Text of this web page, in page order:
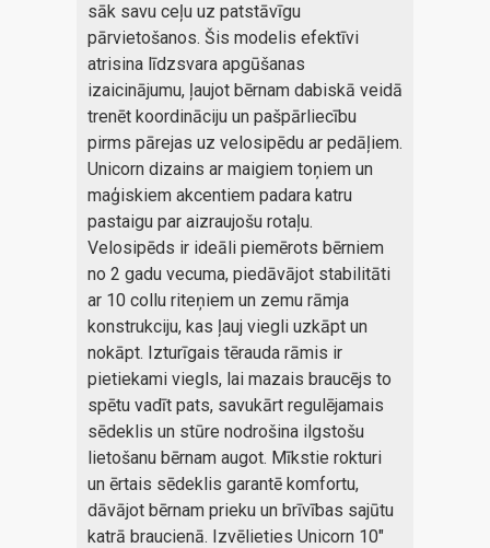
sāk savu ceļu uz patstāvīgu
pārvietošanos. Šis modelis efektīvi
atrisina līdzsvara apgūšanas
izaicinājumu, ļaujot bērnam dabiskā veidā
trenēt koordināciju un pašpārliecību
pirms pārejas uz velosipēdu ar pedāļiem.
Unicorn dizains ar maigiem toņiem un
maģiskiem akcentiem padara katru
pastaigu par aizraujošu rotaļu.
Velosipēds ir ideāli piemērots bērniem
no 2 gadu vecuma, piedāvājot stabilitāti
ar 10 collu riteņiem un zemu rāmja
konstrukciju, kas ļauj viegli uzkāpt un
nokāpt. Izturīgais tērauda rāmis ir
pietiekami viegls, lai mazais braucējs to
spētu vadīt pats, savukārt regulējamais
sēdeklis un stūre nodrošina ilgstošu
lietošanu bērnam augot. Mīkstie rokturi
un ērtais sēdeklis garantē komfortu,
dāvājot bērnam prieku un brīvības sajūtu
katrā braucienā. Izvēlieties Unicorn 10"